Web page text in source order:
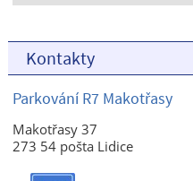
Kontakty
Parkování R7 Makotřasy
Makotřasy 37
273 54 pošta Lidice